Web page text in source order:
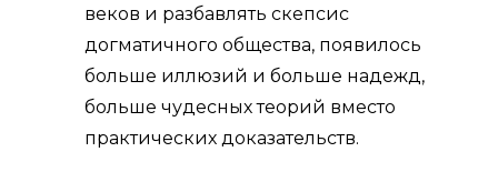
веков и разбавлять скепсис
догматичного общества, появилось
больше иллюзий и больше надежд,
больше чудесных теорий вместо
практических доказательств.